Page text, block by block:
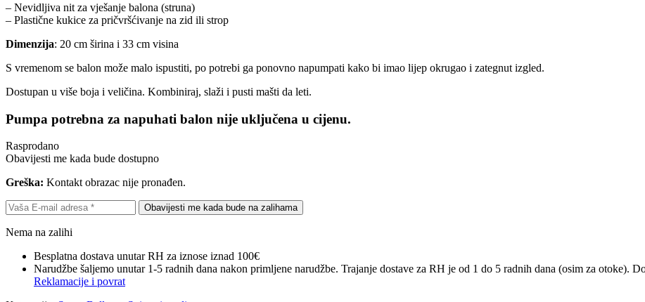
– Nevidljiva nit za vješanje balona (struna)
– Plastične kukice za pričvršćivanje na zid ili strop
Dimenzija: 20 cm širina i 33 cm visina
S vremenom se balon može malo ispustiti, po potrebi ga ponovno napumpati kako bi imao lijep okrugao i zategnut izgled.
Dostupan u više boja i veličina. Kombiniraj, slaži i pusti mašti da leti.
Pumpa potrebna za napuhati balon nije uključena u cijenu.
Rasprodano
Obavijesti me kada bude dostupno
Greška: Kontakt obrazac nije pronađen.
Nema na zalihi
Besplatna dostava unutar RH za iznose iznad 100€
Narudžbe šaljemo unutar 1-5 radnih dana nakon primljene narudžbe. Trajanje dostave za RH je od 1 do 5 radnih dana (osim za otoke).
Reklamacije i povrat